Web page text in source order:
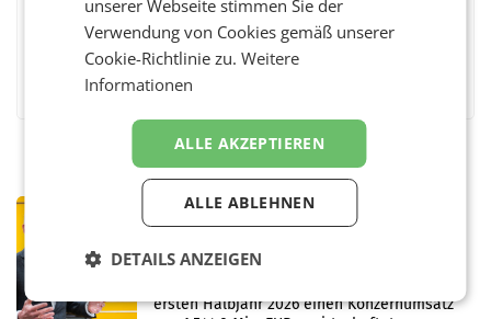
FacebookTwitterMessengerWhatsAppLinkedInXING
PRIMENEWS
ersten Halbjahr trotz schwachem
ersten Halbjahr 2026 einen Konzernumsatz
unserer Webseite stimmen Sie der
Verwendung von Cookies gemäß unserer
Cookie-Richtlinie zu.Weitere
Informationen
ALLE AKZEPTIEREN
ALLE ABLEHNEN
DETAILS ANZEIGEN